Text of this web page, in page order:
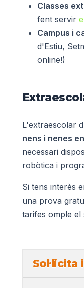
Classes
fent servir
Campus i
d'Estiu,
online!)
L'extraescolar
nens i nenes
necessari
robòtica i
Si tens interès
una prova
tarifes omple el